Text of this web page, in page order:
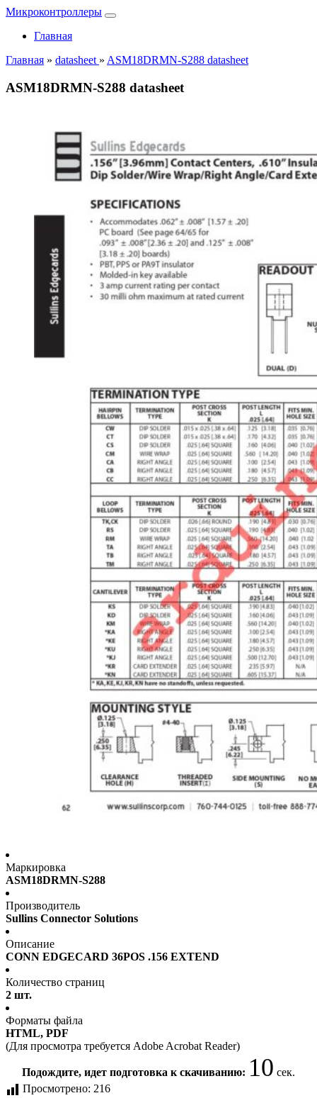
Микроконтроллеры
Главная
Главная » datasheet » ASM18DRMN-S288 datasheet
ASM18DRMN-S288 datasheet
Маркировка
ASM18DRMN-S288
Производитель
Sullins Connector Solutions
Описание
CONN EDGECARD 36POS .156 EXTEND
Количество страниц
2 шт.
Форматы файла
HTML, PDF
(Для просмотра требуется Adobe Acrobat Reader)
Подождите, идет подготовка к скачиванию: 10 сек.
Просмотрено: 216